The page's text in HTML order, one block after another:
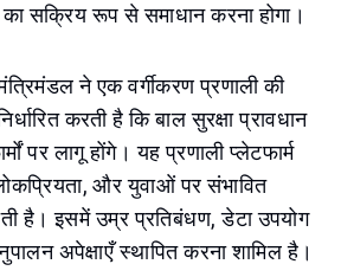
सक्रिय रूप से समाधान करना होगा।
ने एक वर्गीकरण प्रणाली की
करती है कि बाल सुरक्षा प्रावधान
पर लागू होंगे। यह प्रणाली प्लेटफार्म
और युवाओं पर संभावित
है। इसमें उम्र प्रतिबंधण, डेटा उपयोग
अपेक्षाएँ स्थापित करना शामिल है।